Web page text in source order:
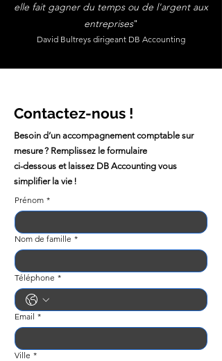
elle fait gagner du temps ou de l'argent aux
entreprises"
David Bultreys dirigeant DB Accounting
Contactez-nous !
Besoin d’un accompagnement comptable sur
mesure ? Remplissez le formulaire
ci-dessous et laissez DB Accounting vous
simplifier la vie !
Prénom *
Nom de famille *
Téléphone *
Email *
Ville *